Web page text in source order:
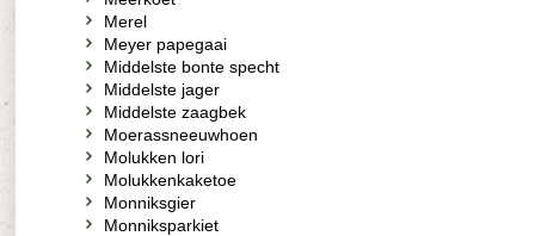
Merel
Meyer papegaai
Middelste bonte specht
Middelste jager
Middelste zaagbek
Moerassneeuwhoen
Molukken lori
Molukkenkaketoe
Monniksgier
Monniksparkiet